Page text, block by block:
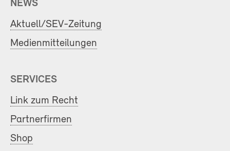
NEWS
Aktuell/SEV-Zeitung
Medienmitteilungen
SERVICES
Link zum Recht
Partnerfirmen
Shop